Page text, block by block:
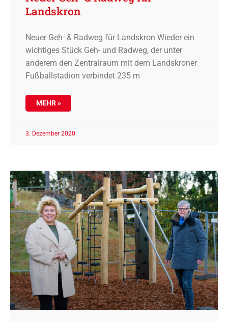
Landskron
Neuer Geh- & Radweg für Landskron Wieder ein
wichtiges Stück Geh- und Radweg, der unter
anderem den Zentralraum mit dem Landskroner
Fußballstadion verbindet 235 m
MEHR »
3. Dezember 2020